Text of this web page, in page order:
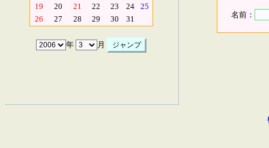
19
20 21 22 23 24
25
26
27 28 29 30 31
年 月
名前：